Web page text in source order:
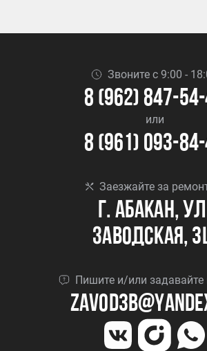
Звоните с 9:00 -
8 (962) 847-
или
8 (961) 093-
Заезжайте за
г. Абакан,
Заводская,
Пишите и/или задавайте